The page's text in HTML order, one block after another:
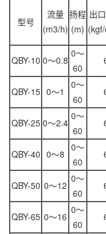
型号
流量
(m3/h)
扬程
(m)
出
QBY-10 0～0.8
0～
60
QBY-15 0～1
0～
60
QBY-25 0～2.4
0～
60
QBY-40 0～8
0～
60
QBY-50 0～12
0～
60
QBY-65 0～16
0～
60